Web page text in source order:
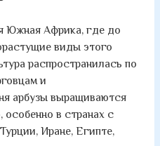
Южная Африка, где до
виды этого
распространилась по
и
арбузы выращиваются
особенно в странах с
Иране, Египте,